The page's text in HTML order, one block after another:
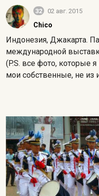
32 02 авг. 2015
Chico
Индонезия, Джакарта.
международной
(P.S. все фото, которые
мои собственные, не из